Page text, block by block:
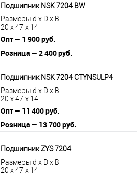
Подшипник NSK 7204 BW
Размеры d x D x B
20 x 47 x 14
Опт — 1 900 руб.
Розница — 2 400 руб.
Подшипник NSK 7204 CTYNSULP4
Размеры d x D x B
20 x 47 x 14
Опт — 11 400 руб.
Розница — 13 700 руб.
Подшипник ZYS 7204
Размеры d x D x B
20 x 47 x 14